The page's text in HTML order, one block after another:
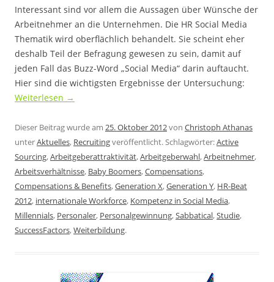
Interessant sind vor allem die Aussagen über Wünsche der
Arbeitnehmer an die Unternehmen. Die HR Social Media
Thematik wird oberflächlich behandelt. Sie scheint eher
deshalb Teil der Befragung gewesen zu sein, damit auf
jeden Fall das Buzz-Word „Social Media“ darin auftaucht.
Hier sind die wichtigsten Ergebnisse der Untersuchung:
Weiterlesen →
Dieser Beitrag wurde am 25. Oktober 2012von Christoph Athanas
unterAktuelles, Recruitingveröffentlicht. Schlagwörter:Active
Sourcing,Arbeitgeberattraktivität,Arbeitgeberwahl,Arbeitnehmer,
Arbeitsverhältnisse, Baby Boomers,Compensations,
Compensations & Benefits,Generation X,Generation Y, HR-Beat
2012, internationale Workforce, Kompetenz in Social Media,
Millennials, Personaler, Personalgewinnung,Sabbatical,Studie,
SuccessFactors,Weiterbildung.